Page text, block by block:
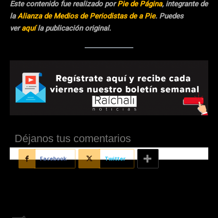
Este contenido fue realizado porPie de Página, integrante de
laAlianza de Medios de Periodistas de a Pie. Puedes
veraquíla publicación original.
Déjanos tus comentarios
Facebook Twitter